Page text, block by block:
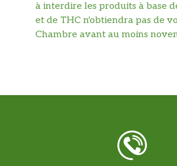
à interdire les produits à base
et de THC n'obtiendra pas de
Chambre avant au moins